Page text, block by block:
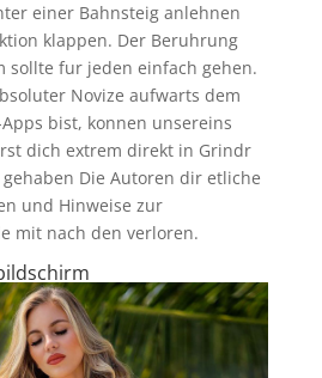
einer Bahnsteig anlehnen
klappen. Der Beruhrung
sollte fur jeden einfach gehen.
Novize aufwarts dem
bist, konnen unsereins
dich extrem direkt in Grindr
Die Autoren dir etliche
und Hinweise zur
mit nach den verloren.